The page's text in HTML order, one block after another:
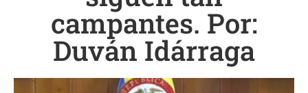
campantes. Por:
Duván Idárraga